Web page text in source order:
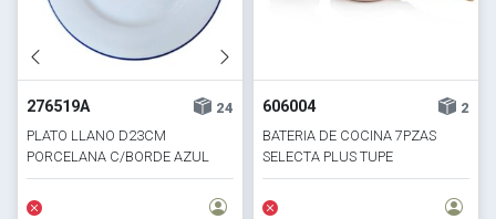
276519A
24
PLATO LLANO D23CM
PORCELANA C/BORDE AZUL
HORECA S
606004
2
BATERIA DE COCINA 7PZAS
SELECTA PLUS TUPE